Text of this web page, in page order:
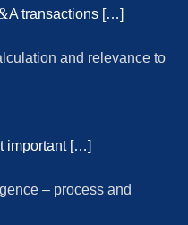
A transac­tions […]
and relevan­ce to
important […]
– process and